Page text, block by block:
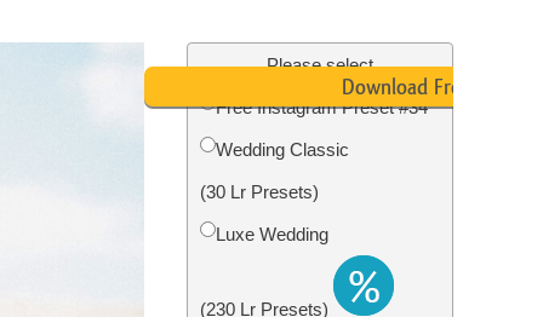
Fotode taastamine
Please select
Free Instagram Preset #34
Wedding Classic
(30 Lr Presets)
Luxe Wedding
(230 Lr Presets)
Download Free